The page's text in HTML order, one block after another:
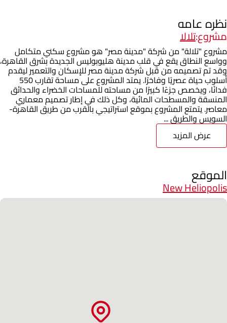
نظره عامه
مشروع:تلالا
مشروع "تلالة" من شركة "مدينة مصر" هو مشروع سكني متكامل
وواسع النطاق يقع في قلب مدينة هليوبوليس الجديدة بشرق القاهرة،
وقد تم تصميمه من قبل شركة مدينة مصر للإسكان والتعمير ليقدم
أسلوب حياة عصريًا وفاخرًا. يمتد المشروع على مساحة تقارب 550
فدانًا، ويخصص جزءًا كبيرًا من مساحته للمساحات الخضراء والحدائق
المنسقة والمسطحات المائية، وكل ذلك في إطار تصميم معماري
معاصر. يتمتع المشروع بموقع استراتيجي بالقرب من طريق القاهرة-
السويس والطريق ...
عرض المزيد
الموقع
New Heliopolis